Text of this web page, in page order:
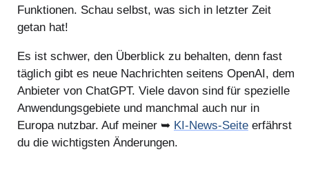
Funktionen. Schau selbst, was sich in letzter Zeit
getan hat!
Es ist schwer, den Überblick zu behalten, denn fast
täglich gibt es neue Nachrichten seitens OpenAI, dem
Anbieter von ChatGPT. Viele davon sind für spezielle
Anwendungsgebiete und manchmal auch nur in
Europa nutzbar. Auf meiner ➥ KI-News-Seite erfährst
du die wichtigsten Änderungen.